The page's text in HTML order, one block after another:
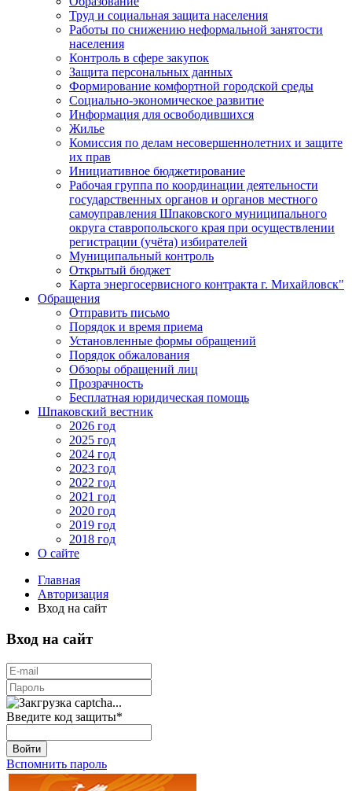
Труд и социальная защита населения
Работы по снижению неформальной занятости
населения
Контроль в сфере закупок
Защита персональных данных
Формирование комфортной городской среды
Социально-экономическое развитие
Информация для освободившихся
Жилье
Комиссия по делам несовершеннолетних и защите
их прав
Инициативное бюджетирование
Рабочая группа по координации деятельности
государственных органов и органов местного
самоуправления Шпаковского муниципального
округа ставропольского края при осуществлении
регистрации (учёта) избирателей
Муниципальный контроль
Открытый бюджет
Карта энергосервисного контракта г. Михайловск"
Обращения
Отправить письмо
Порядок и время приема
Установленные формы обращений
Порядок обжалования
Обзоры обращений лиц
Прозрачность
Бесплатная юридическая помощь
Шпаковский вестник
2026 год
2025 год
2024 год
2023 год
2022 год
2021 год
2020 год
2019 год
2018 год
О сайте
Главная
Авторизация
Вход на сайт
Вход на сайт
Введите код защиты*
Войти
Вспомнить пароль